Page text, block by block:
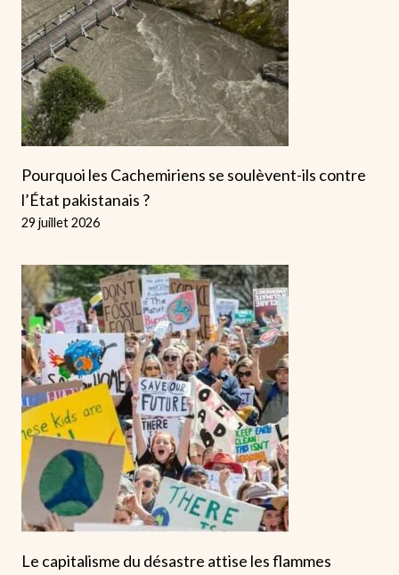
Pourquoi les Cachemiriens se soulèvent-ils contre
l’État pakistanais ?
29 juillet 2026
Le capitalisme du désastre attise les flammes